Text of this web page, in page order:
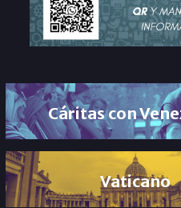
Cáritas con
Vaticano